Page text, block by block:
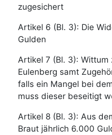
zugesichert
Artikel 6 (Bl. 3): Die
Gulden
Artikel 7 (Bl. 3):
Eulenberg samt
falls ein Mangel bei
muss dieser beseitigt
Artikel 8 (Bl. 3): Aus
Braut jährlich 6.000